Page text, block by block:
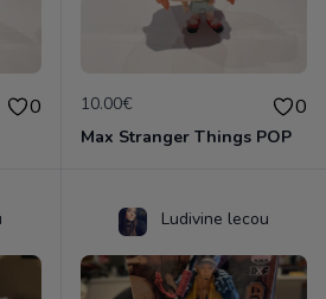
0 10.00€ 0
Max Stranger Things POP
Ludivine lecou